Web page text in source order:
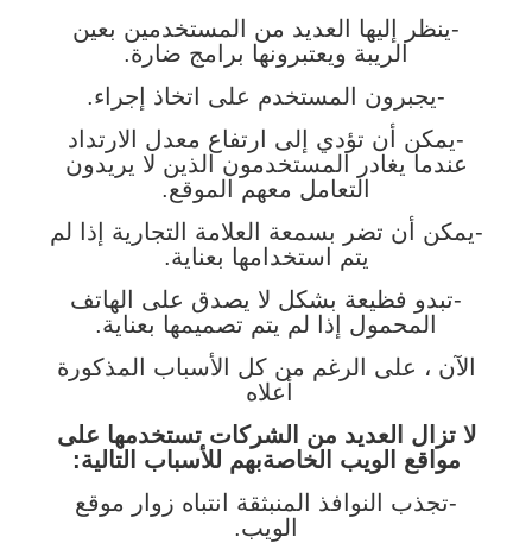
-ينظر إليها العديد من المستخدمين بعين
الريبة ويعتبرونها برامج ضارة.
-يجبرون المستخدم على اتخاذ إجراء.
-يمكن أن تؤدي إلى ارتفاع معدل الارتداد
عندما يغادر المستخدمون الذين لا يريدون
التعامل معهم الموقع.
-يمكن أن تضر بسمعة العلامة التجارية إذا لم
يتم استخدامها بعناية.
-تبدو فظيعة بشكل لا يصدق على الهاتف
المحمول إذا لم يتم تصميمها بعناية.
الآن ، على الرغم من كل الأسباب المذكورة
أعلاه
لا تزال العديد من الشركات تستخدمها على
مواقع الويب الخاصةبهم للأسباب التالية:
-تجذب النوافذ المنبثقة انتباه زوار موقع
الويب.